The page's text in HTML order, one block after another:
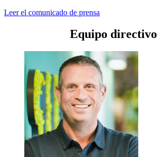
Leer el comunicado de prensa
Equipo directivo